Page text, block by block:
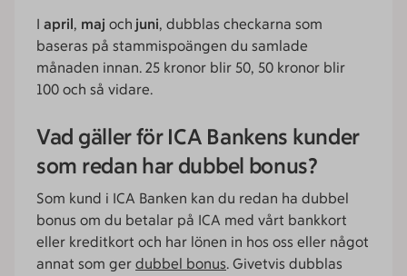
I april, maj och juni, dubblas checkarna som
baseras på stammispoängen du samlade
månaden innan. 25 kronor blir 50, 50 kronor blir
100 och så vidare.
Vad gäller för ICA Bankens kunder
som redan har dubbel bonus?
Som kund i ICA Banken kan du redan ha dubbel
bonus om du betalar på ICA med vårt bankkort
eller kreditkort och har lönen in hos oss eller något
annat som ger dubbel bonus. Givetvis dubblas